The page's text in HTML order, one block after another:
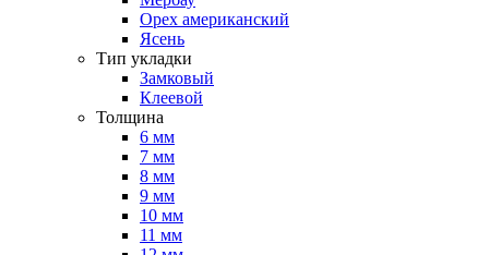
Орех американский
Ясень
Тип укладки
Замковый
Клеевой
Толщина
6 мм
7 мм
8 мм
9 мм
10 мм
11 мм